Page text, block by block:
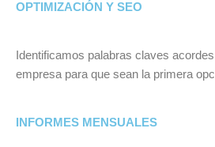
OPTIMIZACIÓN Y SEO
Identificamos palabras claves
empresa para que sean la primera
INFORMES MENSUALES